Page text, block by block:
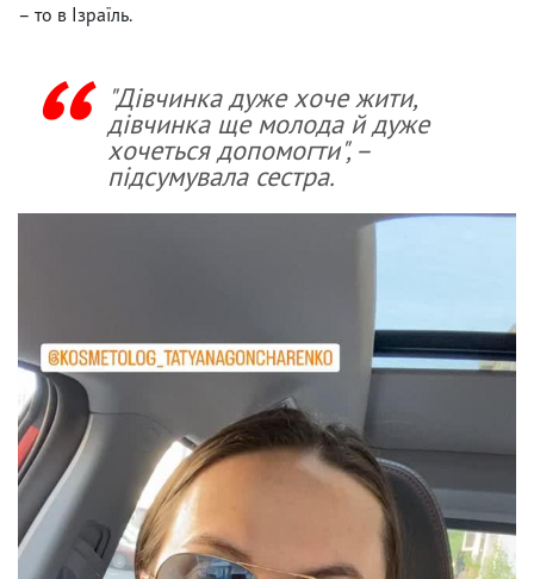
– то в Ізраїль.
"Дівчинка дуже хоче жити,
дівчинка ще молода й дуже
хочеться допомогти", –
підсумувала сестра.